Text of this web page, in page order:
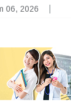
06, 2026